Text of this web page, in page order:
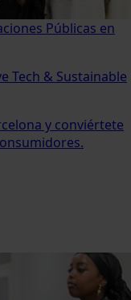
Públicas en
Tech & Sustainable
y conviértete